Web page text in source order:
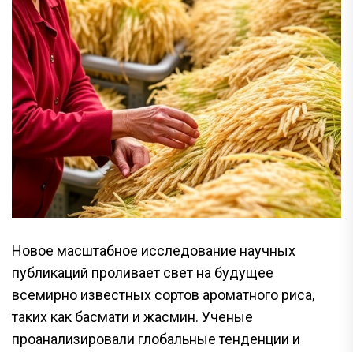
Новое масштабное исследование научных
публикаций проливает свет на будущее
всемирно известных сортов ароматного риса,
таких как басмати и жасмин. Ученые
проанализировали глобальные тенденции и